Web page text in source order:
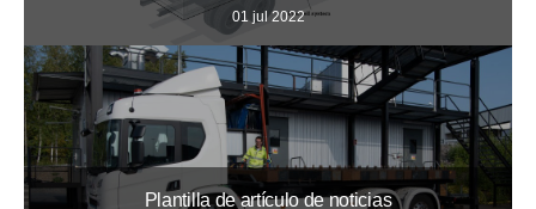
01 jul 2022
Plantilla de artículo de noticias